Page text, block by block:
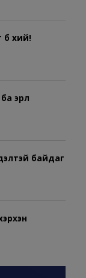
хий!
эрүүл
байдаг